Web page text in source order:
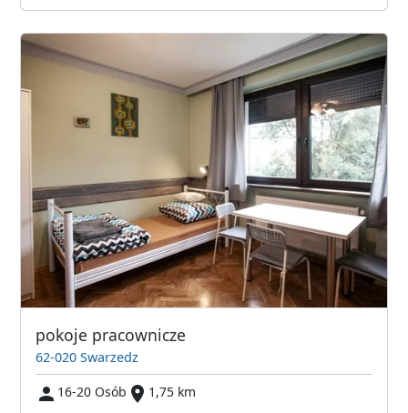
pokoje pracownicze
62-020 Swarzedz
16-20 Osób
1,75 km